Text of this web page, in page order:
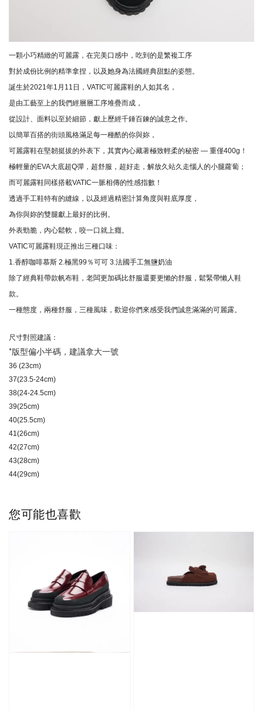
一顆小巧精緻的可麗露，在完美口感中，吃到的是繁複工序
對於成份比例的精準拿捏，以及她身為法國經典甜點的姿態。
誕生於2021年1月11日，VATIC可麗露鞋的人如其名，
是由工藝至上的我們經層層工序堆疊而成，
從設計、 面料以至於細節，獻上歷經千錘百鍊的誠意之作。
以簡單百搭的街頭風格滿足每一種酷的你與妳，
可麗露鞋在堅韌挺拔的外表下，其實內心藏著極致輕柔的秘密 — 重僅400g！
極輕量的EVA大底超Q彈，超舒服，超好走， 解放久站久走惱人的小腿蘿蔔；
而可麗露鞋同樣搭載VATIC一脈相傳的性感指數！
透過手工鞋特有的縫線，以及經過精密計算角度與鞋底厚度，
為你與妳的雙腿獻上最好的比例。
外表勁脆，內心鬆軟，咬一口就上癮。
VATIC可麗露鞋現正推出三種口味：
1.香醇咖啡慕斯 2.極黑99％可可 3.法國手工無鹽奶油
除了經典鞋帶款帆布鞋，老闆更加碼比舒服還要更懶的舒服， 鬆緊帶懶人鞋
款。
一種態度，兩種舒服，三種風味， 歡迎你們來感受我們誠意滿滿的可麗露。
尺寸對照建議：
*版型偏小半碼，建議拿大一號
36 (23cm)
37(23.5-24cm)
38(24-24.5cm)
39(25cm)
40(25.5cm)
41(26cm)
42(27cm)
43(28cm)
44(29cm)
您可能也喜歡